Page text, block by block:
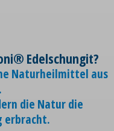
Edelschungit?
Naturheilmittel aus
die Natur die
erbracht.